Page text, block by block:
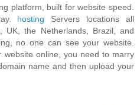
platform, built for website speed.
hosting Servers locations all
UK, the Netherlands, Brazil, and
no one can see your website.
website online, you need to marry
name and then upload your